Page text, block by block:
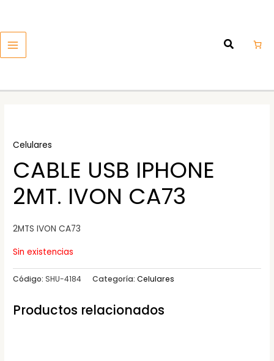
MENU
Celulares
CABLE USB IPHONE
2MT. IVON CA73
2MTS IVON CA73
Sin existencias
Código:SHU-4184 Categoría:Celulares
Productos relacionados